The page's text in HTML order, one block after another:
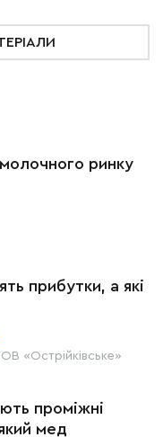
ринку
прибутки, а які
«Острійківське»
проміжні
мед